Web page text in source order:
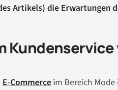
Artikels) die Erwartungen
E-Commerce im Bereich